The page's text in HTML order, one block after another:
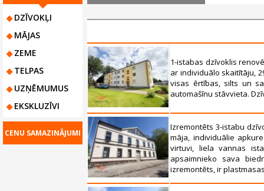
DZĪVOKĻI
MĀJAS
ZEME
TELPAS
UZŅĒMUMUS
EKSKLUZĪVI
CENU SAMAZINĀJUMI
1-istabas dzīvoklis
ar individuālo skaitītāju,
visas ērtības, silts un
automašīnu stāvvieta.
Izremontēts 3-istabu
māja, individuālie
virtuvi, liela vannas
apsaimnieko sava
izremontēts, ir